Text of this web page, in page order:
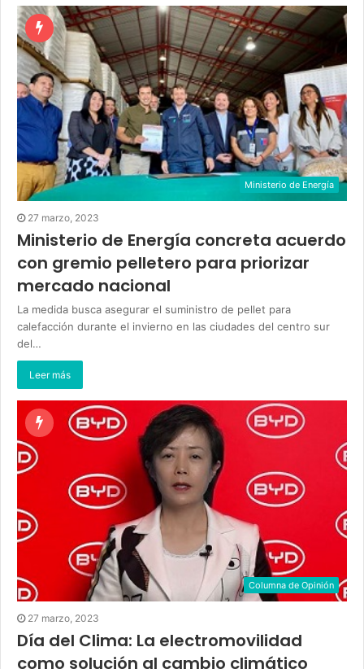
Ministerio de Energía
27 marzo, 2023
Ministerio de Energía concreta acuerdo
con gremio pelletero para priorizar
mercado nacional
La medida busca asegurar el suministro de pellet para
calefacción durante el invierno en las ciudades del centro sur
del…
Leer más
Columna de Opinión
27 marzo, 2023
Día del Clima: La electromovilidad
como solución al cambio climático